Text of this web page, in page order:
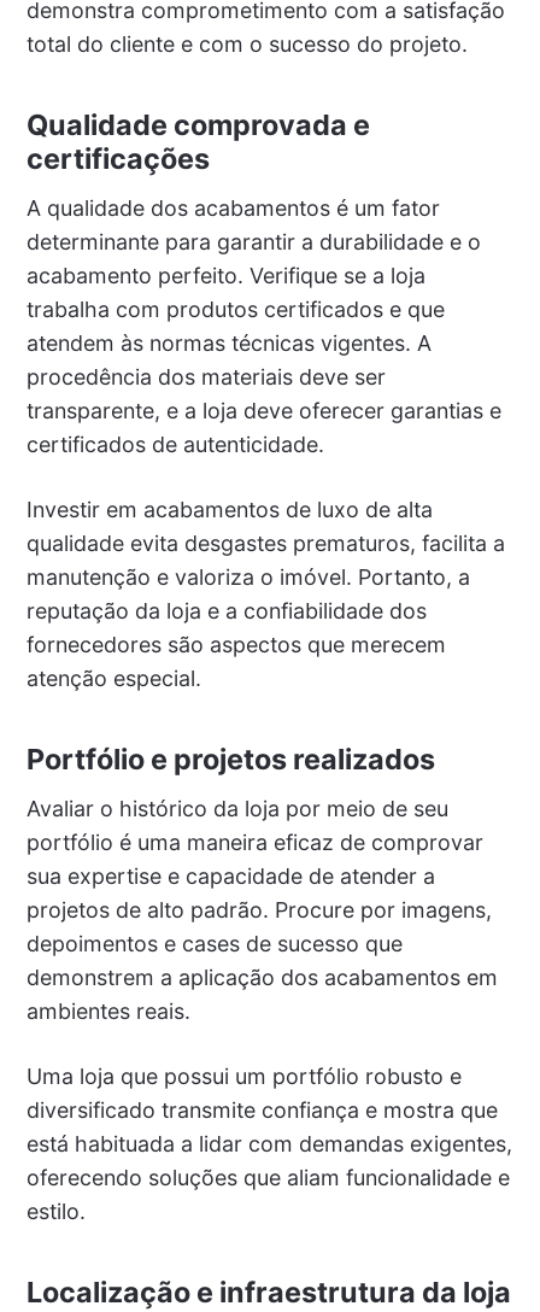
demonstra comprometimento com a satisfação
total do cliente e com o sucesso do projeto.
Qualidade comprovada e
certificações
A qualidade dos acabamentos é um fator
determinante para garantir a durabilidade e o
acabamento perfeito. Verifique se a loja
trabalha com produtos certificados e que
atendem às normas técnicas vigentes. A
procedência dos materiais deve ser
transparente, e a loja deve oferecer garantias e
certificados de autenticidade.
Investir em acabamentos de luxo de alta
qualidade evita desgastes prematuros, facilita a
manutenção e valoriza o imóvel. Portanto, a
reputação da loja e a confiabilidade dos
fornecedores são aspectos que merecem
atenção especial.
Portfólio e projetos realizados
Avaliar o histórico da loja por meio de seu
portfólio é uma maneira eficaz de comprovar
sua expertise e capacidade de atender a
projetos de alto padrão. Procure por imagens,
depoimentos e cases de sucesso que
demonstrem a aplicação dos acabamentos em
ambientes reais.
Uma loja que possui um portfólio robusto e
diversificado transmite confiança e mostra que
está habituada a lidar com demandas exigentes,
oferecendo soluções que aliam funcionalidade e
estilo.
Localização e infraestrutura da loja